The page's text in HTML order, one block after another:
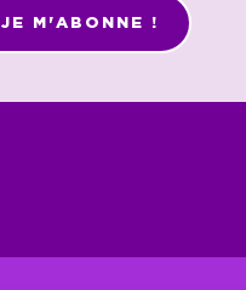
JE M'ABONNE !